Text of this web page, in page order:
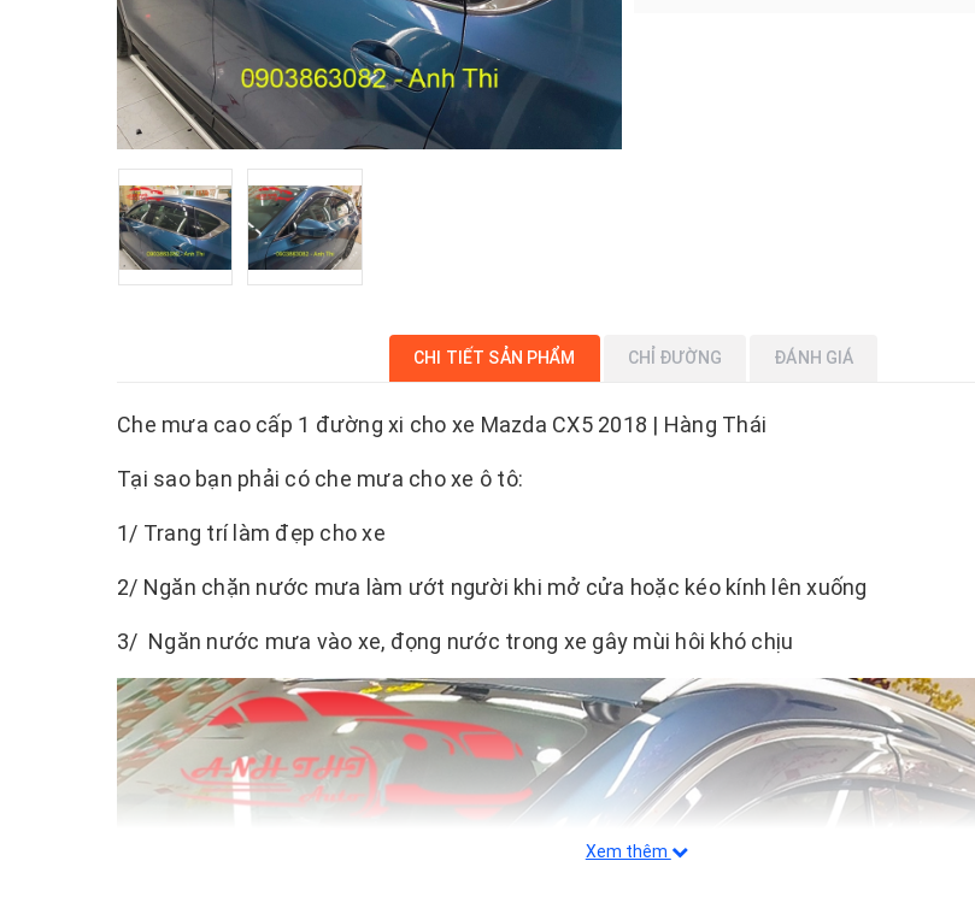
CHI TIẾT SẢN PHẨM CHỈ ĐƯỜNG ĐÁNH GIÁ
Che mưa cao cấp 1 đường xi cho xe Mazda CX5 2018 | Hàng Thái
Tại sao bạn phải có che mưa cho xe ô tô:
1/ Trang trí làm đẹp cho xe
2/ Ngăn chặn nước mưa làm ướt người khi mở cửa hoặc kéo kính lên xuống
3/ Ngăn nước mưa vào xe, đọng nước trong xe gây mùi hôi khó chịu
Xem thêm